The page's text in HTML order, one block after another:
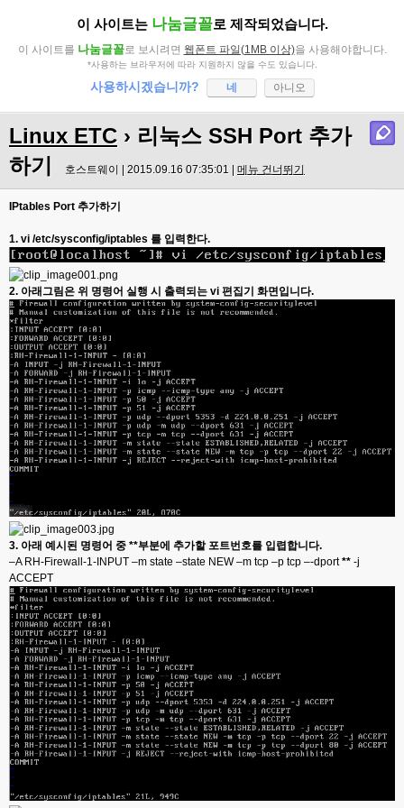
이 사이트는 나눔글꼴로 제작되었습니다.
이 사이트를 나눔글꼴로 보시려면 웹폰트 파일(1MB 이상)을 사용해야합니다.
*사용하는 브라우저에 따라 지원하지 않을 수도 있습니다.
사용하시겠습니까? 네 아니오
Linux ETC › 리눅스 SSH Port 추가
하기
호스트웨이 | 2015.09.16 07:35:01 | 메뉴 건너뛰기
IPtables Port 추가하기
1. vi /etc/sysconfig/iptables 를 입력한다.
2. 아래그림은 위 명령어 실행 시 출력되는 vi 편집기 화면입니다.
3. 아래 예시된 명령어 중 **부분에 추가할 포트번호를 입렵합니다.
–A RH-Firewall-1-INPUT –m state –state NEW –m tcp –p tcp –-dport** -j
ACCEPT